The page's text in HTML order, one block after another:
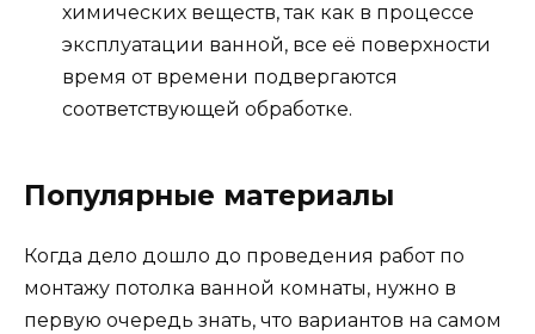
химических веществ, так как в процессе
эксплуатации ванной, все её поверхности
время от времени подвергаются
соответствующей обработке.
Популярные материалы
Когда дело дошло до проведения работ по
монтажу потолка ванной комнаты, нужно в
первую очередь знать, что вариантов на самом